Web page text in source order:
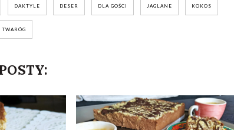
DAKTYLE DESER DLA GOŚCI JAGLANE KOKOS
TWARÓG